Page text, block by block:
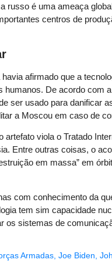
russo é uma ameaça
centros de
afirmado que a
humanos. De acordo com
ser usado para danificar
a Moscou em caso de
artefato viola o Tratado
Entre outras coisas, o
em massa” em
com conhecimento da
tem sim capacidade
os sistemas de
Armadas Joe Biden